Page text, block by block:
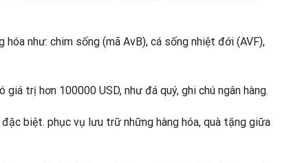
như: chim sống (mã AvB), cá sống nhiệt đới (AVF),
trị hơn 100000 USD, như đá quý, ghi chú ngân hàng.
biệt. phục vụ lưu trữ những hàng hóa, quà tặng giữa